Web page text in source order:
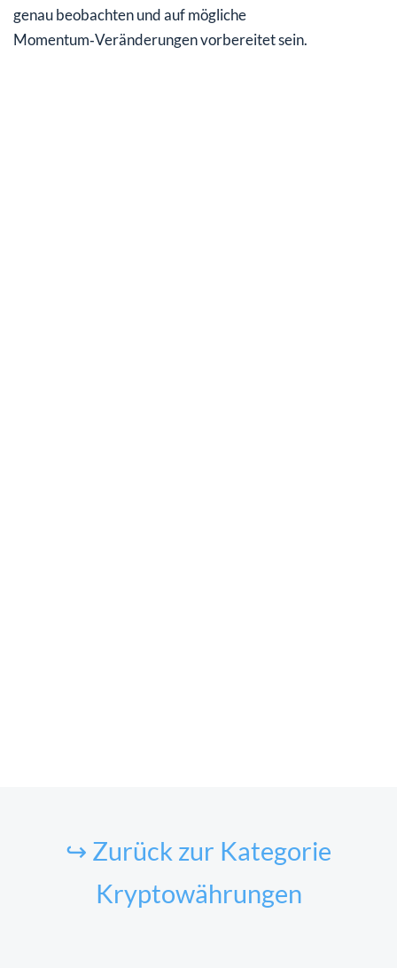
genau beobachten und auf mögliche
Momentum‑Veränderungen vorbereitet sein.
↪ Zurück zur Kategorie
Kryptowährungen